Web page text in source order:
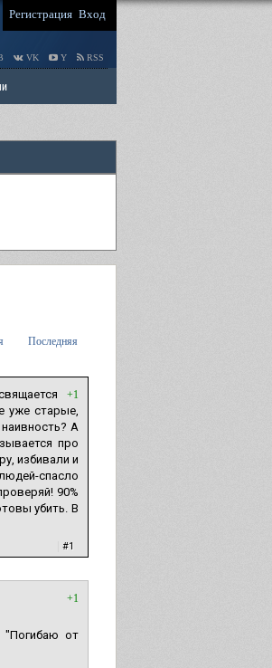
Регистрация Вход
VK Y RSS
Последняя
+1
уже старые,
А
про
избивали и
спасло
90%
убить. В
#1
+1
"Погибаю от